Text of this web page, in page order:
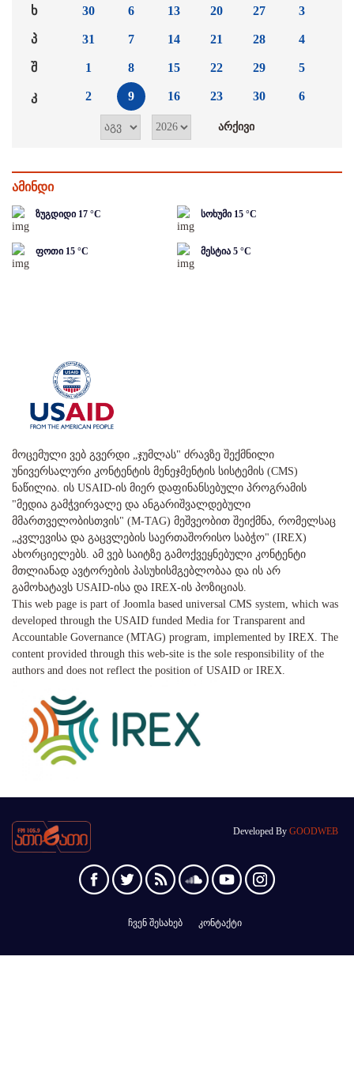
ხ
პ
შ
კ
30
31
1
2
6
7
8
9
13
14
15
16
20
21
22
23
27
28
29
30
3
4
5
6
ამინდი
ზუგდიდი 17 °C სოხუმი 15 °C
ფოთი 15 °C მესტია 5 °C
მოცემული ვებ გვერდი „ჯუმლას" ძრავზე შექმნილი
უნივერსალური კონტენტის მენეჯმენტის სისტემის (CMS)
ნაწილია. ის USAID-ის მიერ დაფინანსებული პროგრამის
"მედია გამჭვირვალე და ანგარიშვალდებული
მმართველობისთვის" (M-TAG) მეშვეობით შეიქმნა, რომელსაც
„კვლევისა და გაცვლების საერთაშორისო საბჭო" (IREX)
ახორციელებს. ამ ვებ საიტზე გამოქვეყნებული კონტენტი
მთლიანად ავტორების პასუხისმგებლობაა და ის არ
გამოხატავს USAID-ისა და IREX-ის პოზიციას.
This web page is part of Joomla based universal CMS system, which was
developed through the USAID funded Media for Transparent and
Accountable Governance (MTAG) program, implemented by IREX. The
content provided through this web-site is the sole responsibility of the
authors and does not reflect the position of USAID or IREX.
Developed By GOODWEB
ჩვენ შესახებ კონტაქტი